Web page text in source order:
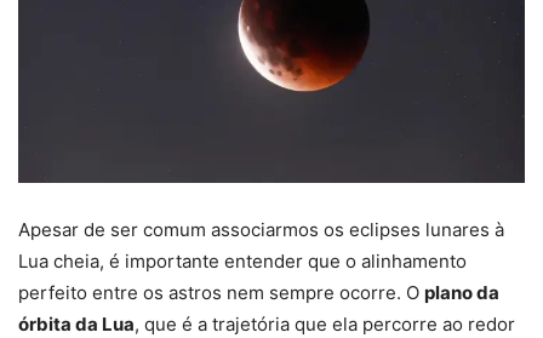
Apesar de ser comum associarmos os eclipses lunares à
Lua cheia, é importante entender que o alinhamento
perfeito entre os astros nem sempre ocorre. O plano da
órbita da Lua, que é a trajetória que ela percorre ao redor